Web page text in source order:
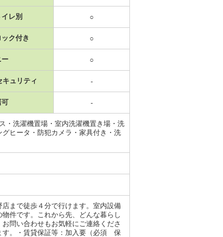
レ別 ○
ク付き ○
ー ○
キュリティ -
可 -
・洗濯機置場・室内洗濯機置き場・洗
ヒータ・防犯カメラ・家具付き・洗
まで徒歩４分で行けます。室内設備
件です。これから先、どんな暮らし
問い合わせもお気軽にご連絡くださ
す。・賃貸保証等：加入要（必須 保